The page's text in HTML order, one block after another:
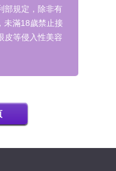
部規定，除非有
未滿18歲禁止接
皮等侵入性美容